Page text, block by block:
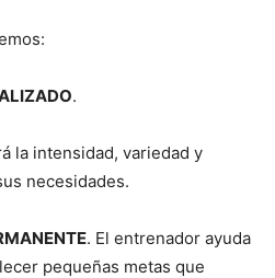
.
la intensidad, variedad y
necesidades.
. El entrenador ayuda
pequeñas metas que